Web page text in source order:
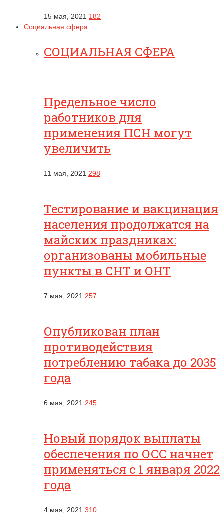
15 мая, 2021 182
Социальная сфера
СОЦИАЛЬНАЯ СФЕРА
Предельное число
работников для
применения ПСН могут
увеличить
11 мая, 2021 298
Тестирование и вакцинация
населения продолжатся на
майских праздниках:
организованы мобильные
пункты в СНТ и ОНТ
7 мая, 2021 257
Опубликован план
противодействия
потреблению табака до 2035
года
6 мая, 2021 245
Новый порядок выплаты
обеспечения по ОСС начнет
применяться с 1 января 2022
года
4 мая, 2021 310